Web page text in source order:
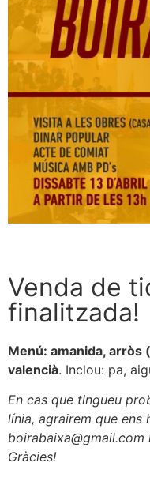
Venda de
finalitzada!
Menú: amanida, arròs
valencià. Inclou: pa,
En cas que tingueu
línia, agrairem que ens
Gràcies!